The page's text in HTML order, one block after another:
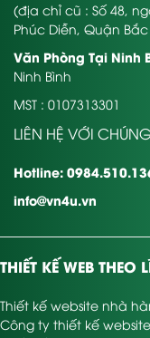
(địa chỉ cũ : Số 48,
Phúc Diễn, Quận
Văn Phòng Tại Ninh
Ninh Bình
MST : 0107313301
LIÊN HỆ VỚI
Hotline:
info@vn4u.vn
THIẾT KẾ WEB THEO
Thiết kế website nhà
Công ty thiết kế